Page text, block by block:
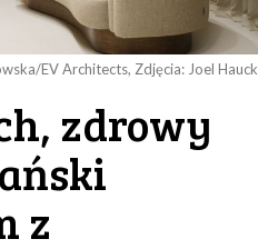
EV Architects, Zdjęcia: Joel Hauck
zdrowy
z